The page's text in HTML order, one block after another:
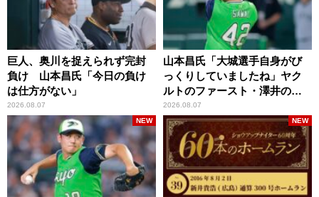
巨人、奥川を捉えられず完封
負け 山本昌氏「今日の負け
は仕方がない」
2026.08.07
山本昌氏「大城選手自身がび
っくりしていましたね」ヤク
ルトのファースト・澤井の判
断を評価
2026.08.07
NEW NEW